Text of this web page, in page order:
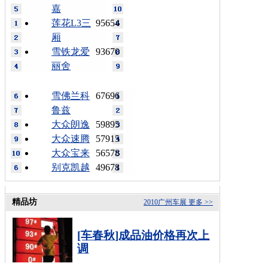
嘉
95654
莲花L3三
厢
93670
雪铁龙爱
丽舍
67696
雪佛兰科
鲁兹
59895
大众朗逸
57915
大众速腾
56578
大众宝来
49678
别克凯越
更多 >>
2010广州车展
精品坊
[车春秋]成品油价格再次上
调